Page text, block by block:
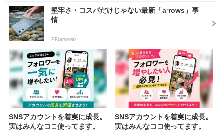
堅牢さ・コスパだけじゃない最新「arrows」事
情
PR(arrows)
SNSアカウントを着実に成長。
実はみんなココ使ってます。
SNSアカウントを着実に成長。
実はみんなココ使ってます。